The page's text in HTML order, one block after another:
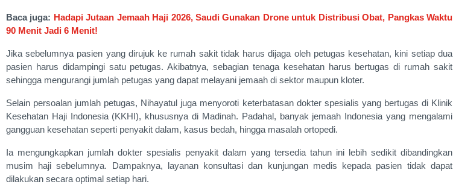
Baca juga: Hadapi Jutaan Jemaah Haji 2026, Saudi Gunakan Drone untuk Distribusi Obat, Pangkas Waktu
90 Menit Jadi 6 Menit!
Jika sebelumnya pasien yang dirujuk ke rumah sakit tidak harus dijaga oleh petugas kesehatan, kini setiap dua
pasien harus didampingi satu petugas. Akibatnya, sebagian tenaga kesehatan harus bertugas di rumah sakit
sehingga mengurangi jumlah petugas yang dapat melayani jemaah di sektor maupun kloter.
Selain persoalan jumlah petugas, Nihayatul juga menyoroti keterbatasan dokter spesialis yang bertugas di Klinik
Kesehatan Haji Indonesia (KKHI), khususnya di Madinah. Padahal, banyak jemaah Indonesia yang mengalami
gangguan kesehatan seperti penyakit dalam, kasus bedah, hingga masalah ortopedi.
Ia mengungkapkan jumlah dokter spesialis penyakit dalam yang tersedia tahun ini lebih sedikit dibandingkan
musim haji sebelumnya. Dampaknya, layanan konsultasi dan kunjungan medis kepada pasien tidak dapat
dilakukan secara optimal setiap hari.